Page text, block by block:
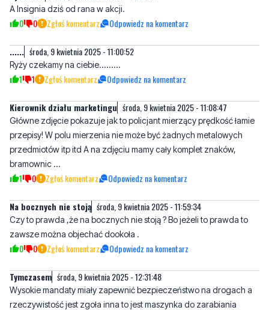
...... środa, 9 kwietnia 2025 - 11:00:52
Ryży czekamy na ciebie.........
Kierownik działu marketingu
Główne zdjęcie pokazuje jak to policjant mierzący prędkość łamie
przedmiotów itp itd A na zdjęciu mamy cały komplet znaków,
bramownic ...
1 0 Zgłoś komentarz Odpowiedz na komentarz
Na bocznych nie stoją
Czy to prawda ,że na bocznych nie stoją ? Bo jeżeli to prawda to
0 0 Zgłoś komentarz Odpowiedz na komentarz
Tymczasem środa, 9 kwietnia 2025 - 12:31:48
Wysokie mandaty miały zapewnić bezpieczeństwo na drogach a
pieniędzy
0 2 Zgłoś komentarz Odpowiedz na komentarz